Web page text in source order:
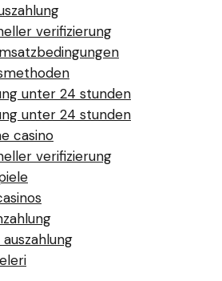
verifizierung
unter 24 stunden
unter 24 stunden
casino
verifizierung